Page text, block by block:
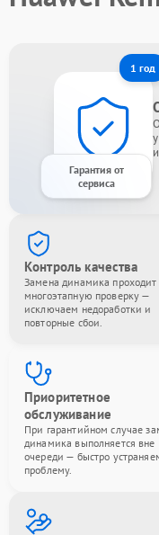
1 год
Гарантия от
сервиса
Контроль качества
Замена динамика проходит
многоэтапную проверку —
исключаем недоработки и
повторные сбои.
Приоритетное
обслуживание
При гарантийном случае
динамика выполняется вне
очереди — быстро
проблему.